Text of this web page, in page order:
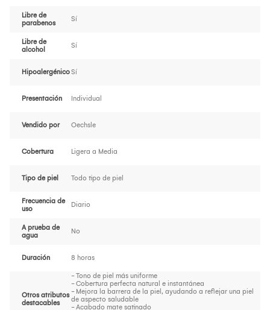
Libre de
parabenos
Sí
Libre de
alcohol
Sí
HipoalergénicoSí
Presentación Individual
Vendido por Oechsle
Cobertura Ligera a Media
Tipo de piel Todo tipo de piel
Frecuencia de
uso
Diario
A prueba de
agua
No
Duración 8 horas
Otros atributos
destacables
- Tono de piel más uniforme
- Cobertura perfecta natural e instantánea
- Mejora la barrera de la piel, ayudando a reflejar una piel
de aspecto saludable
- Acabado mate satinado